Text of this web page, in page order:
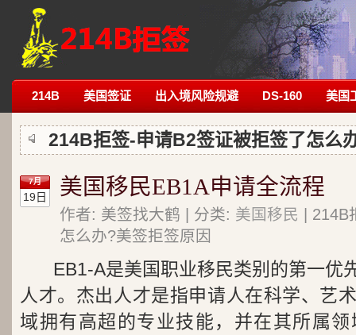
214B 美国签证 出入境风险规避 DS-160 美国
214B拒签-申请B2签证被拒签了怎么
7月
19日 美国移民EB1A申请全流程
作者: 美签找大鹤 | 分类: 美国移民 |
怎么办?美签拒签原因
EB1-A是美国职业移民类别的第一优
人才。杰出人才是指申请人在科学、艺
域拥有高超的专业技能，并在其所属